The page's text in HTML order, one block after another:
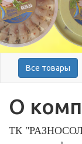
Все товары
О
ТК